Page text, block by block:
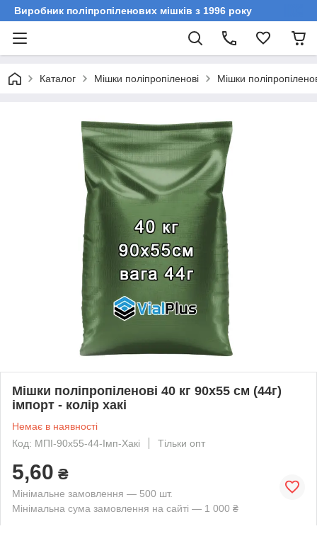
Виробник поліпропіленових мішків з 1996 року
Каталог Мішки поліпропіленові Мішки
Мішки поліпропіленові 40 кг 90х55 см (44г)
імпорт - колір хакі
Немає в наявності
Код: МПІ-90х55-44-Імп-Хакі
Тільки опт
5,60 ₴
Мінімальне замовлення — 500 шт.
Мінімальна сума замовлення на сайті — 1 000 ₴